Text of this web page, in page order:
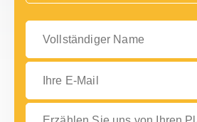
Vollständiger Name
Ihre E-Mail
Erzählen Sie uns von Ihren Plänen